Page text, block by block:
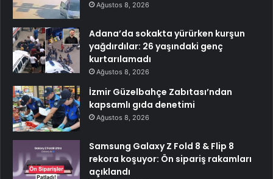
Ağustos 8, 2026
Adana’da sokakta yürürken kurşun
yağdırdılar: 26 yaşındaki genç
kurtarılamadı
Ağustos 8, 2026
İzmir Güzelbahçe Zabıtası’ndan
kapsamlı gıda denetimi
Ağustos 8, 2026
Samsung Galaxy Z Fold 8 & Flip 8
rekora koşuyor: Ön sipariş rakamları
açıklandı